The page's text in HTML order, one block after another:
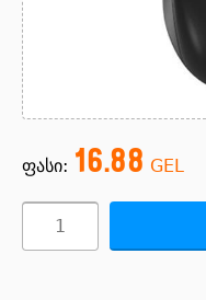
ფასი: 16.88 GEL